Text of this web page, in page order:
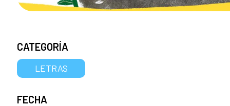
CATEGORÍA
LETRAS
FECHA